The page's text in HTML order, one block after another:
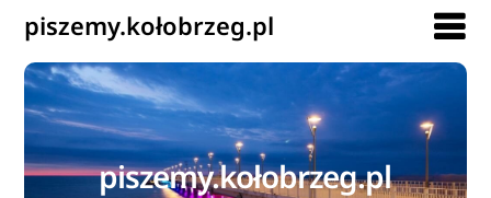
piszemy.kołobrzeg.pl
piszemy.kołobrzeg.pl